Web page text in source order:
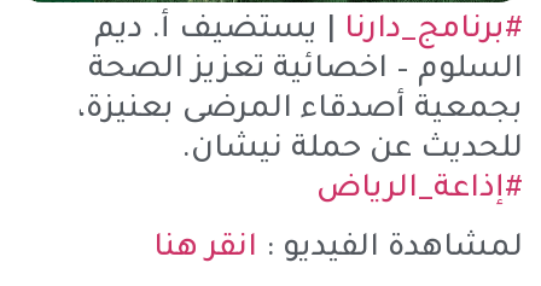
#برنامج_دارنا
| يستضيف أ. ديم
السلوم – اخصائية تعزيز الصحة
بجمعية أصدقاء المرضى بعنيزة،
للحديث عن حملة نيشان.
#إذاعة_الرياض
لمشاهدة الفيديو : انقر هنا